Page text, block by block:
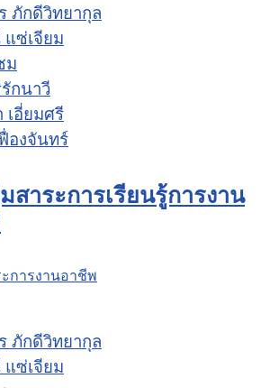
ภักดีวิทยากุล
ซ่เจียม
ม
กนาวี
เอี่ยมศรี
องจันทร์
าระการเรียนรู้การงาน
การงานอาชีพ
ภักดีวิทยากุล
ซ่เจียม